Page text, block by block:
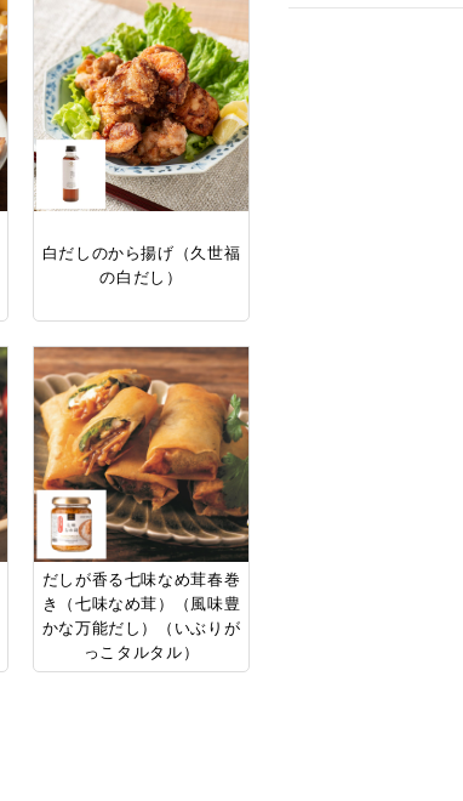
白だしのから揚げ（久世福
の白だし）
だしが香る七味なめ茸春巻
き（七味なめ茸）（風味豊
かな万能だし）（いぶりが
っこタルタル）